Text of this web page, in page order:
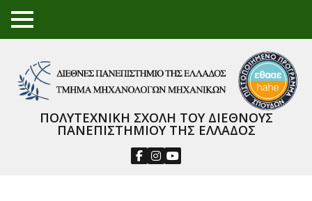
TO
GGL
NU
ΠΟΛΥΤΕΧΝΙΚΗ ΣΧΟΛΗ ΤΟΥ ΔΙΕΘΝΟΥΣ
ΠΑΝΕΠΙΣΤΗΜΙΟΥ ΤΗΣ ΕΛΛΑΔΟΣ